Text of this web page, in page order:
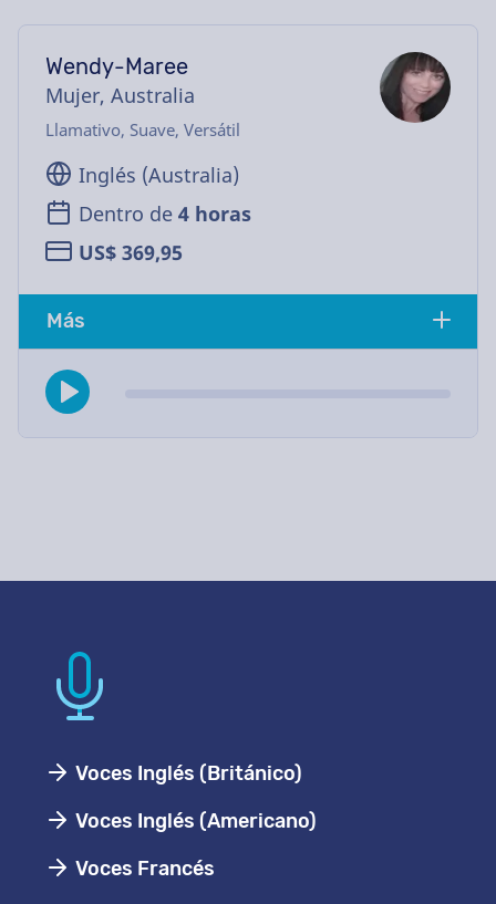
Wendy-Maree
Mujer, Australia
Llamativo, Suave, Versátil
Inglés (Australia)
Dentro de 4 horas
US$ 369,95
Más
Voces Inglés (Británico)
Voces Inglés (Americano)
Voces Francés